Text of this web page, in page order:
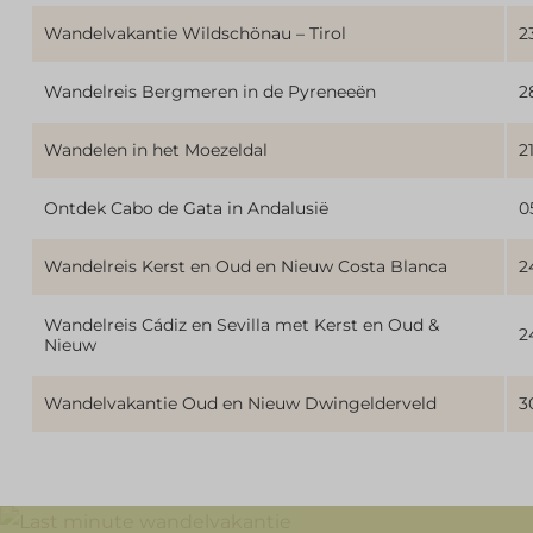
Wandelvakantie Wildschönau – Tirol
Wandelreis Bergmeren in de Pyreneeën
Wandelen in het Moezeldal
Ontdek Cabo de Gata in Andalusië
Wandelreis Kerst en Oud en Nieuw Costa Blanca
Wandelreis Cádiz en Sevilla met Kerst en Oud &
Nieuw
Wandelvakantie Oud en Nieuw Dwingelderveld